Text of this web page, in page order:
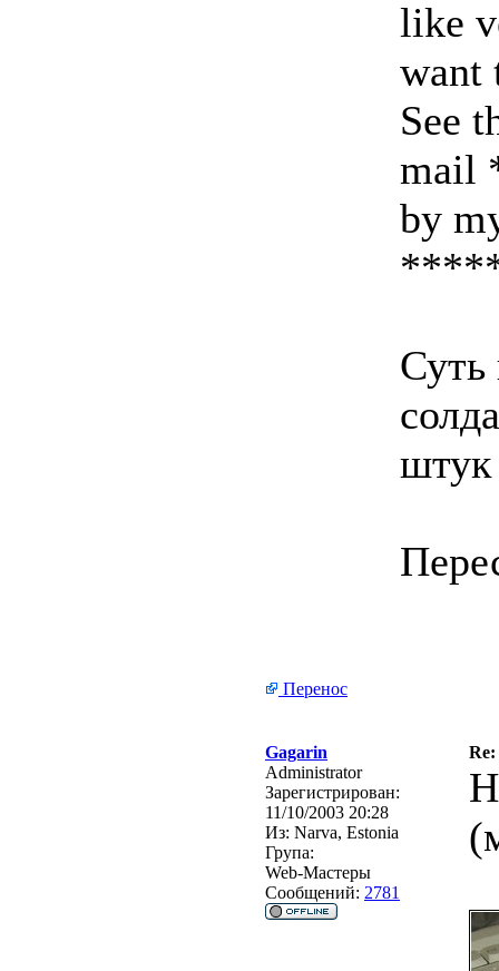
like
want
See
mail
by
Суть
штук
Перенос
Gagarin
Administrator
Зарегистрирован:
11/10/2003 20:28
Из: Narva, Estonia
Група:
Web-Мастеры
Сообщений: 2781